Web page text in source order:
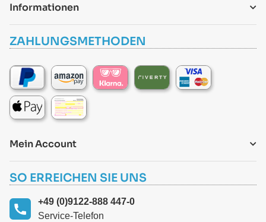
Informationen
ZAHLUNGSMETHODEN
Mein Account
SO ERREICHEN SIE UNS
+49 (0)9122-888 447-0
Service-Telefon